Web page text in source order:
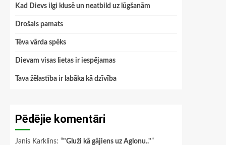
Kad Dievs ilgi klusē un neatbild uz lūgšanām
Drošais pamats
Tēva vārda spēks
Dievam visas lietas ir iespējamas
Tava žēlastība ir labāka kā dzīvība
Pēdējie komentāri
Janis Karklins: “"Gluži kā gājiens uz Aglonu.."”